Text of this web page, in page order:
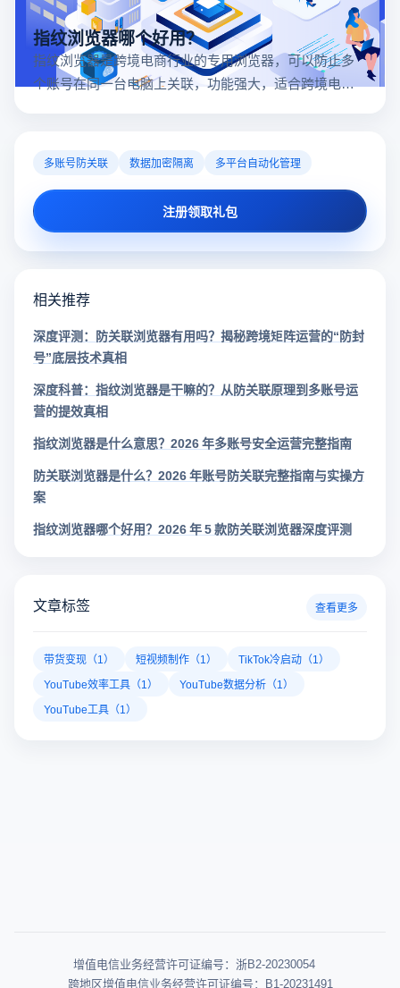
指纹浏览器哪个好用？
指纹浏览器是跨境电商行业的专用浏览器，可以防止多
个账号在同一台电脑上关联，功能强大，适合跨境电商
多账号防关联 数据加密隔离 多平台自动化管理
注册领取礼包
相关推荐
深度评测：防关联浏览器有用吗？揭秘跨境矩阵运营的“防封
号”底层技术真相
深度科普：指纹浏览器是干嘛的？从防关联原理到多账号运
营的提效真相
指纹浏览器是什么意思？2026 年多账号安全运营完整指南
防关联浏览器是什么？2026 年账号防关联完整指南与实操方
案
指纹浏览器哪个好用？2026 年 5 款防关联浏览器深度评测
文章标签 查看更多
带货变现（1） 短视频制作（1）
TikTok冷启动（1）
YouTube效率工具（1）
YouTube数据分析（1）
YouTube工具（1）
增值电信业务经营许可证编号：浙B2-20230054
跨地区增值电信业务经营许可证编号：B1-20231491